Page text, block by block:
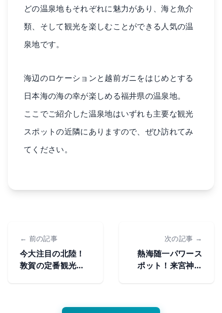
どの温泉地もそれぞれに魅力があり、海と魚介
類、そして観光を楽しむことができる人気の温
泉地です。
海辺のロケーションと越前ガニをはじめとする
日本海の海の幸が楽しめる福井県の温泉地。
ここでご紹介した温泉地はいずれも主要な観光
スポットの近隣にありますので、ぜひ訪れてみ
てください。
← 前の記事
今大注目の北陸！
敦賀の定番観光ス
次の記事 →
熱海随一パワース
ポット！来宮神社